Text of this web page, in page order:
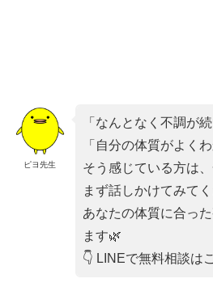
ピヨ先生
「なんとなく不調が続
「自分の体質がよくわ
そう感じている方は
まず話しかけてみてく
あなたの体質に合っ
ます🌿
👇 LINEで無料相談は